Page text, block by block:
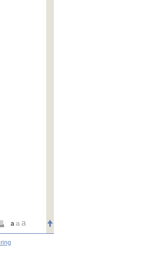
a a a